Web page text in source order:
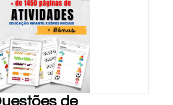
de